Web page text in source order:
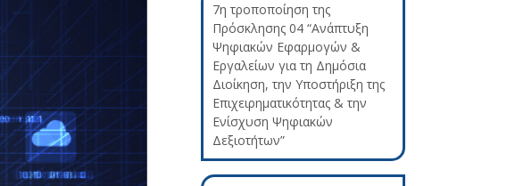
7η τροποποίηση της
Πρόσκλησης 04 “Ανάπτυξη
Ψηφιακών Εφαρμογών &
Εργαλείων για τη Δημόσια
Διοίκηση, την Υποστήριξη της
Επιχειρηματικότητας & την
Ενίσχυση Ψηφιακών
Δεξιοτήτων”